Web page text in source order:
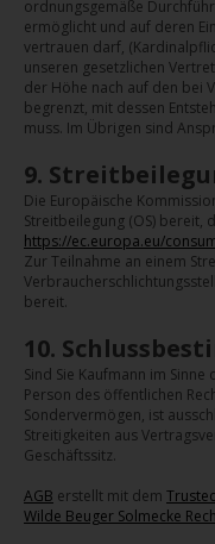
ordnungsgemäße
ermöglicht und auf deren
vertrauen darf,
unseren gesetzlichen
der Höhe nach auf den bei
begrenzt, mit dessen
muss. Im Übrigen sind
9.
Die Europäische
Streitbeilegung (OS) bereit,
https://ec.europa.eu/
Zur Teilnahme an einem
bereit.
10.
Sind Sie Kaufmann im
Person des öffentlichen
Sondervermögen, ist
Streitigkeiten aus
Geschäftssitz.
AGB erstellt mit dem
Wilde Beuger Solmecke